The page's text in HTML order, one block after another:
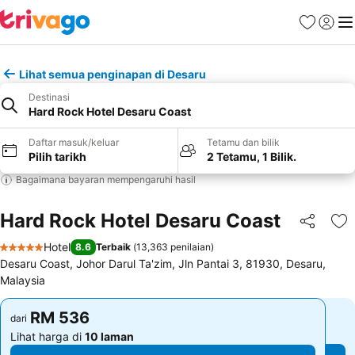
Kegemaran
Daftar
Lihat semua penginapan di Desaru
Destinasi
Hard Rock Hotel Desaru Coast
Daftar masuk/keluar
Pilih tarikh
Tetamu dan bilik
2 Tetamu, 1 Bilik.
Bagaimana bayaran mempengaruhi hasil
Hard Rock Hotel Desaru Coast Kongsi
5 Bintang
Hotel 8.6 Terbaik (13,363 penilaian)
Desaru Coast, Johor Darul Ta'zim, Jln Pantai 3, 81930, Desaru,
Malaysia
dari RM 536
Lihat harga di 10 laman
dari RM 536
Lihat harga di 10 laman